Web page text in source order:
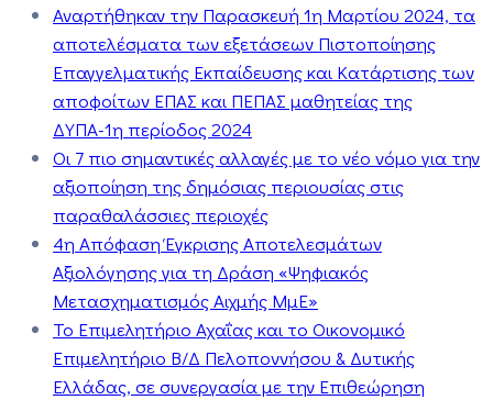
Αναρτήθηκαν την Παρασκευή 1η Μαρτίου 2024, τα
αποτελέσματα των εξετάσεων Πιστοποίησης
Επαγγελματικής Εκπαίδευσης και Κατάρτισης των
αποφοίτων ΕΠΑΣ και ΠΕΠΑΣ μαθητείας της
ΔΥΠΑ-1η περίοδος 2024
Οι 7 πιο σημαντικές αλλαγές με το νέο νόμο για την
αξιοποίηση της δημόσιας περιουσίας στις
παραθαλάσσιες περιοχές
4η Απόφαση Έγκρισης Αποτελεσμάτων
Αξιολόγησης για τη Δράση «Ψηφιακός
Μετασχηματισμός Αιχμής ΜμΕ»
Το Επιμελητήριο Αχαΐας και το Οικονομικό
Επιμελητήριο Β/Δ Πελοποννήσου & Δυτικής
Ελλάδας, σε συνεργασία με την Επιθεώρηση